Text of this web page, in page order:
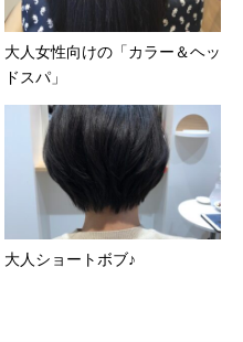
大人女性向けの「カラー＆ヘッ
ドスパ」
大人ショートボブ♪